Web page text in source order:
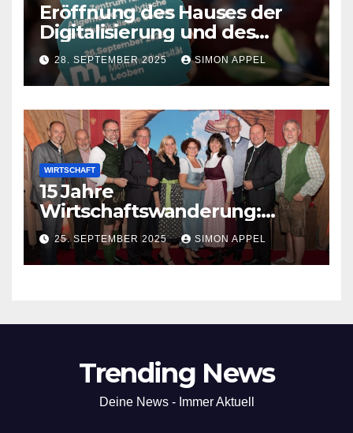
Eröffnung des Hauses der
Digitalisierung und des
neuen Chemiezentrums an
der Montanuniversität
Leoben
28. SEPTEMBER 2025 SIMON APPEL
WIRTSCHAFT
15 Jahre
Wirtschaftswanderung:
Wirtschaft und Politik im
Dialog am Berg
25. SEPTEMBER 2025 SIMON APPEL
Trending News
Deine News - Immer Aktuell